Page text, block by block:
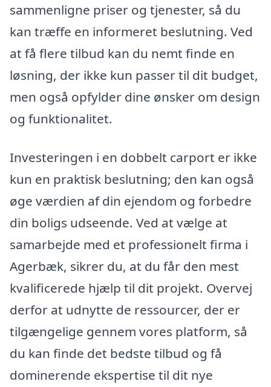
sammenligne priser og tjenester, så du
kan træffe en informeret beslutning. Ved
at få flere tilbud kan du nemt finde en
løsning, der ikke kun passer til dit budget,
men også opfylder dine ønsker om design
og funktionalitet.
Investeringen i en dobbelt carport er ikke
kun en praktisk beslutning; den kan også
øge værdien af din ejendom og forbedre
din boligs udseende. Ved at vælge at
samarbejde med et professionelt firma i
Agerbæk, sikrer du, at du får den mest
kvalificerede hjælp til dit projekt. Overvej
derfor at udnytte de ressourcer, der er
tilgængelige gennem vores platform, så
du kan finde det bedste tilbud og få
dominerende ekspertise til dit nye